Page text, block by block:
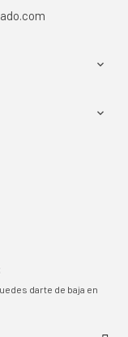


darte de baja en